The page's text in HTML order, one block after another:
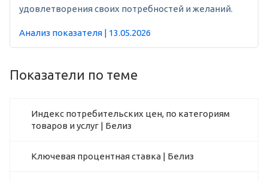
удовлетворения своих потребностей и желаний.
Анализ показателя | 13.05.2026
Показатели по теме
Индекс потребительских цен, по категориям
товаров и услуг | Белиз
Ключевая процентная ставка | Белиз